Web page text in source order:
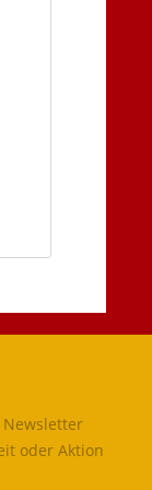
oder Aktion